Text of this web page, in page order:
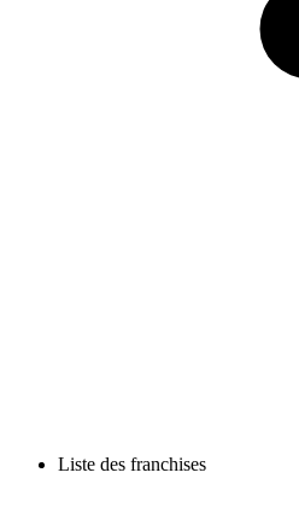
Liste des franchises